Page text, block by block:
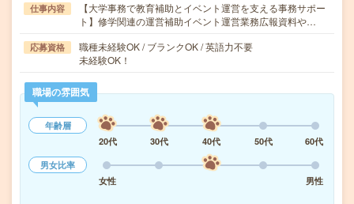
仕事内容
【大学事務で教育補助とイベント運営を支える事務サポー
ト】修学関連の運営補助イベント運営業務広報資料や…
応募資格
職種未経験OK / ブランクOK / 英語力不要
未経験OK！
職場の雰囲気
年齢層
20代
30代 40代 50代
60代
男女比率
女性
男性